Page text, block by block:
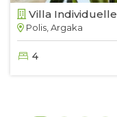
Villa Individuelle
Polis, Argaka
4